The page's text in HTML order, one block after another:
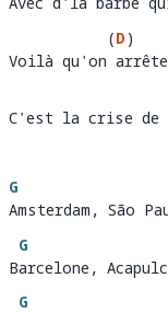
Avec d'la ba
Voilà qu'on
(D )
ar
Voilà qu'on
C'est
C'est la crise de
G
Amsterdam, São
Amsterdam, São
B
G
a
Barcelone,
G